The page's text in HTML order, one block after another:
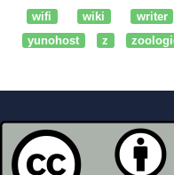
wifi
wiki writer
yunohost
z